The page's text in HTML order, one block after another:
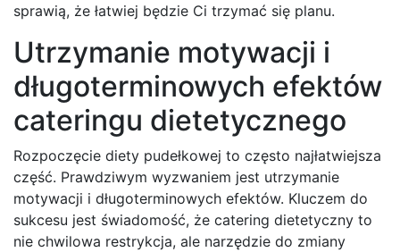
sprawią, że łatwiej będzie Ci trzymać się planu.
Utrzymanie motywacji i
długoterminowych efektów
cateringu dietetycznego
Rozpoczęcie diety pudełkowej to często najłatwiejsza
część. Prawdziwym wyzwaniem jest utrzymanie
motywacji i długoterminowych efektów. Kluczem do
sukcesu jest świadomość, że catering dietetyczny to
nie chwilowa restrykcja, ale narzędzie do zmiany